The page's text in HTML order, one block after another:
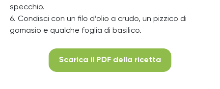
specchio.
6. Condisci con un filo d’olio a crudo, un pizzico di
gomasio e qualche foglia di basilico.
Scarica il PDF della ricetta